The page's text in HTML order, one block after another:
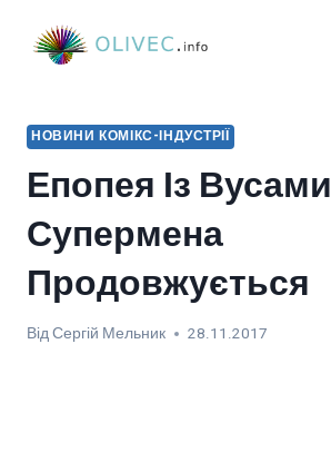
НОВИНИ КОМІКС-ІНДУСТРІЇ
Епопея Із Вусами
Супермена
Продовжується
ВідСергій Мельник 28.11.2017